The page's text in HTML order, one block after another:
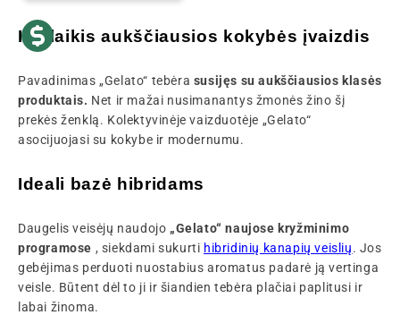
Ilgalaikis aukščiausios kokybės įvaizdis
Pavadinimas „Gelato“ tebėra susijęs su aukščiausios klasės
produktais. Net ir mažai nusimanantys žmonės žino šį
prekės ženklą. Kolektyvinėje vaizduotėje „Gelato“
asocijuojasi su kokybe ir modernumu.
Ideali bazė hibridams
Daugelis veisėjų naudojo „Gelato“ naujose kryžminimo
programose , siekdami sukurti hibridinių kanapių veislių. Jos
gebėjimas perduoti nuostabius aromatus padarė ją vertinga
veisle. Būtent dėl to ji ir šiandien tebėra plačiai paplitusi ir
labai žinoma.